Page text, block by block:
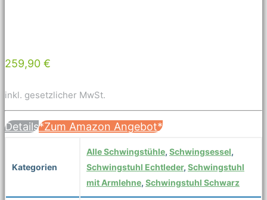
259,90 €
inkl. gesetzlicher MwSt.
Details*Zum Amazon Angebot*
Kategorien
Alle Schwingstühle, Schwingsessel,
Schwingstuhl Echtleder, Schwingstuhl
mit Armlehne, Schwingstuhl Schwarz